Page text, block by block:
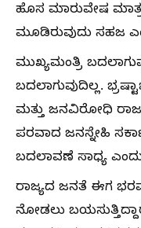
ಹೊಸ ಮಾರುವೇಷ
ಮೂಡಿರುವುದು ಸಹಜ
ಮುಖ್ಯಮಂತ್ರಿ
ಬದಲಾಗುವುದಿಲ್ಲ.
ಮತ್ತು ಜನವಿರೋಧಿ
ಪರವಾದ ಜನಸ್ನೇಹಿ
ಬದಲಾವಣೆ ಸಾಧ್ಯ
ರಾಜ್ಯದ ಜನತೆ ಈಗ
ನೋಡಲು